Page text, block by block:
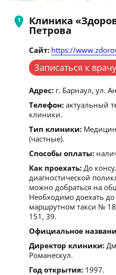
Клиника
Петрова
Сайт: https://
Записаться к врачу
Адрес: г. Барнаул, ул.
Телефон: актуальный
клиники.
Тип клиники:
(частные).
Способы оплаты:
Как проехать: До
диагностической
можно добраться на
Необходимо доехать до
маршрутном такси №
151, 39.
Официальное
Директор клиники:
Романескул.
Год открытия: 1997.